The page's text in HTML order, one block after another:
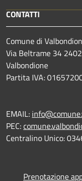
CONTATTI
Comune di
Via Beltrame 34
Valbondione
Partita IVA:
EMAIL:
PEC:
Centralino Unico:
Prenotazione